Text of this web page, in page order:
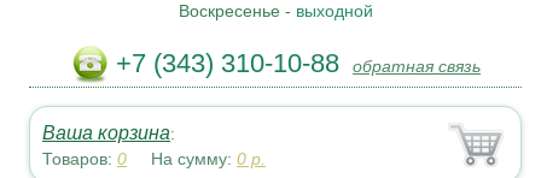
Воскресенье - выходной
+7 (343) 310-10-88 обратная связь
Ваша корзина:
Товаров:0 На сумму:0 р.